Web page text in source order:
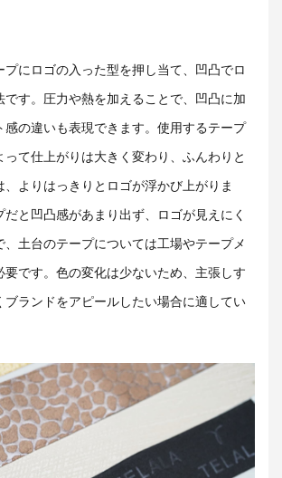
プにロゴの入った型を押し当て、凹凸でロ
です。圧力や熱を加えることで、凹凸に加
感の違いも表現できます。使用するテープ
って仕上がりは大きく変わり、ふんわりと
、よりはっきりとロゴが浮かび上がりま
と凹凸感があまり出ず、ロゴが見えにく
、土台のテープについては工場やテープメ
要です。色の変化は少ないため、主張しす
ブランドをアピールしたい場合に適してい